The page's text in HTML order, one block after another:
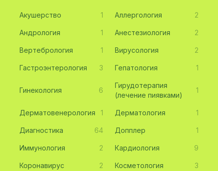
Акушерство 1 Аллергология 2
Андрология 1 Анестезиология 2
Вертебрология 1 Вирусология 2
Гастроэнтерология 3 Гепатология 1
Гинекология 6
Гирудотерапия
(лечение пиявками)
1
Дерматовенерология 1 Дерматология 1
Диагностика 64 Допплер 1
Иммунология 2 Кардиология 9
Коронавирус 2 Косметология 3